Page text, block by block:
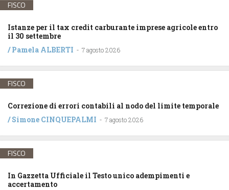
FISCO
Istanze per il tax credit carburante imprese agricole entro
il 30 settembre
/Pamela ALBERTI - 7 agosto 2026
FISCO
Correzione di errori contabili al nodo del limite temporale
/Simone CINQUEPALMI - 7 agosto 2026
FISCO
In Gazzetta Ufficiale il Testo unico adempimenti e
accertamento